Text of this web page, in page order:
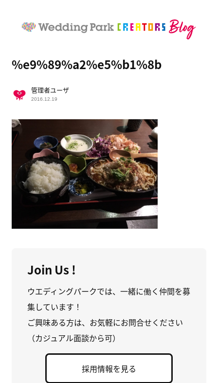
%e9%89%a2%e5%b1%8b
管理者ユーザ
2016.12.19
Join Us !
ウエディングパークでは、一緒に働く仲間を募
集しています！
ご興味ある方は、お気軽にお問合せください
（カジュアル面談から可）
採用情報を見る